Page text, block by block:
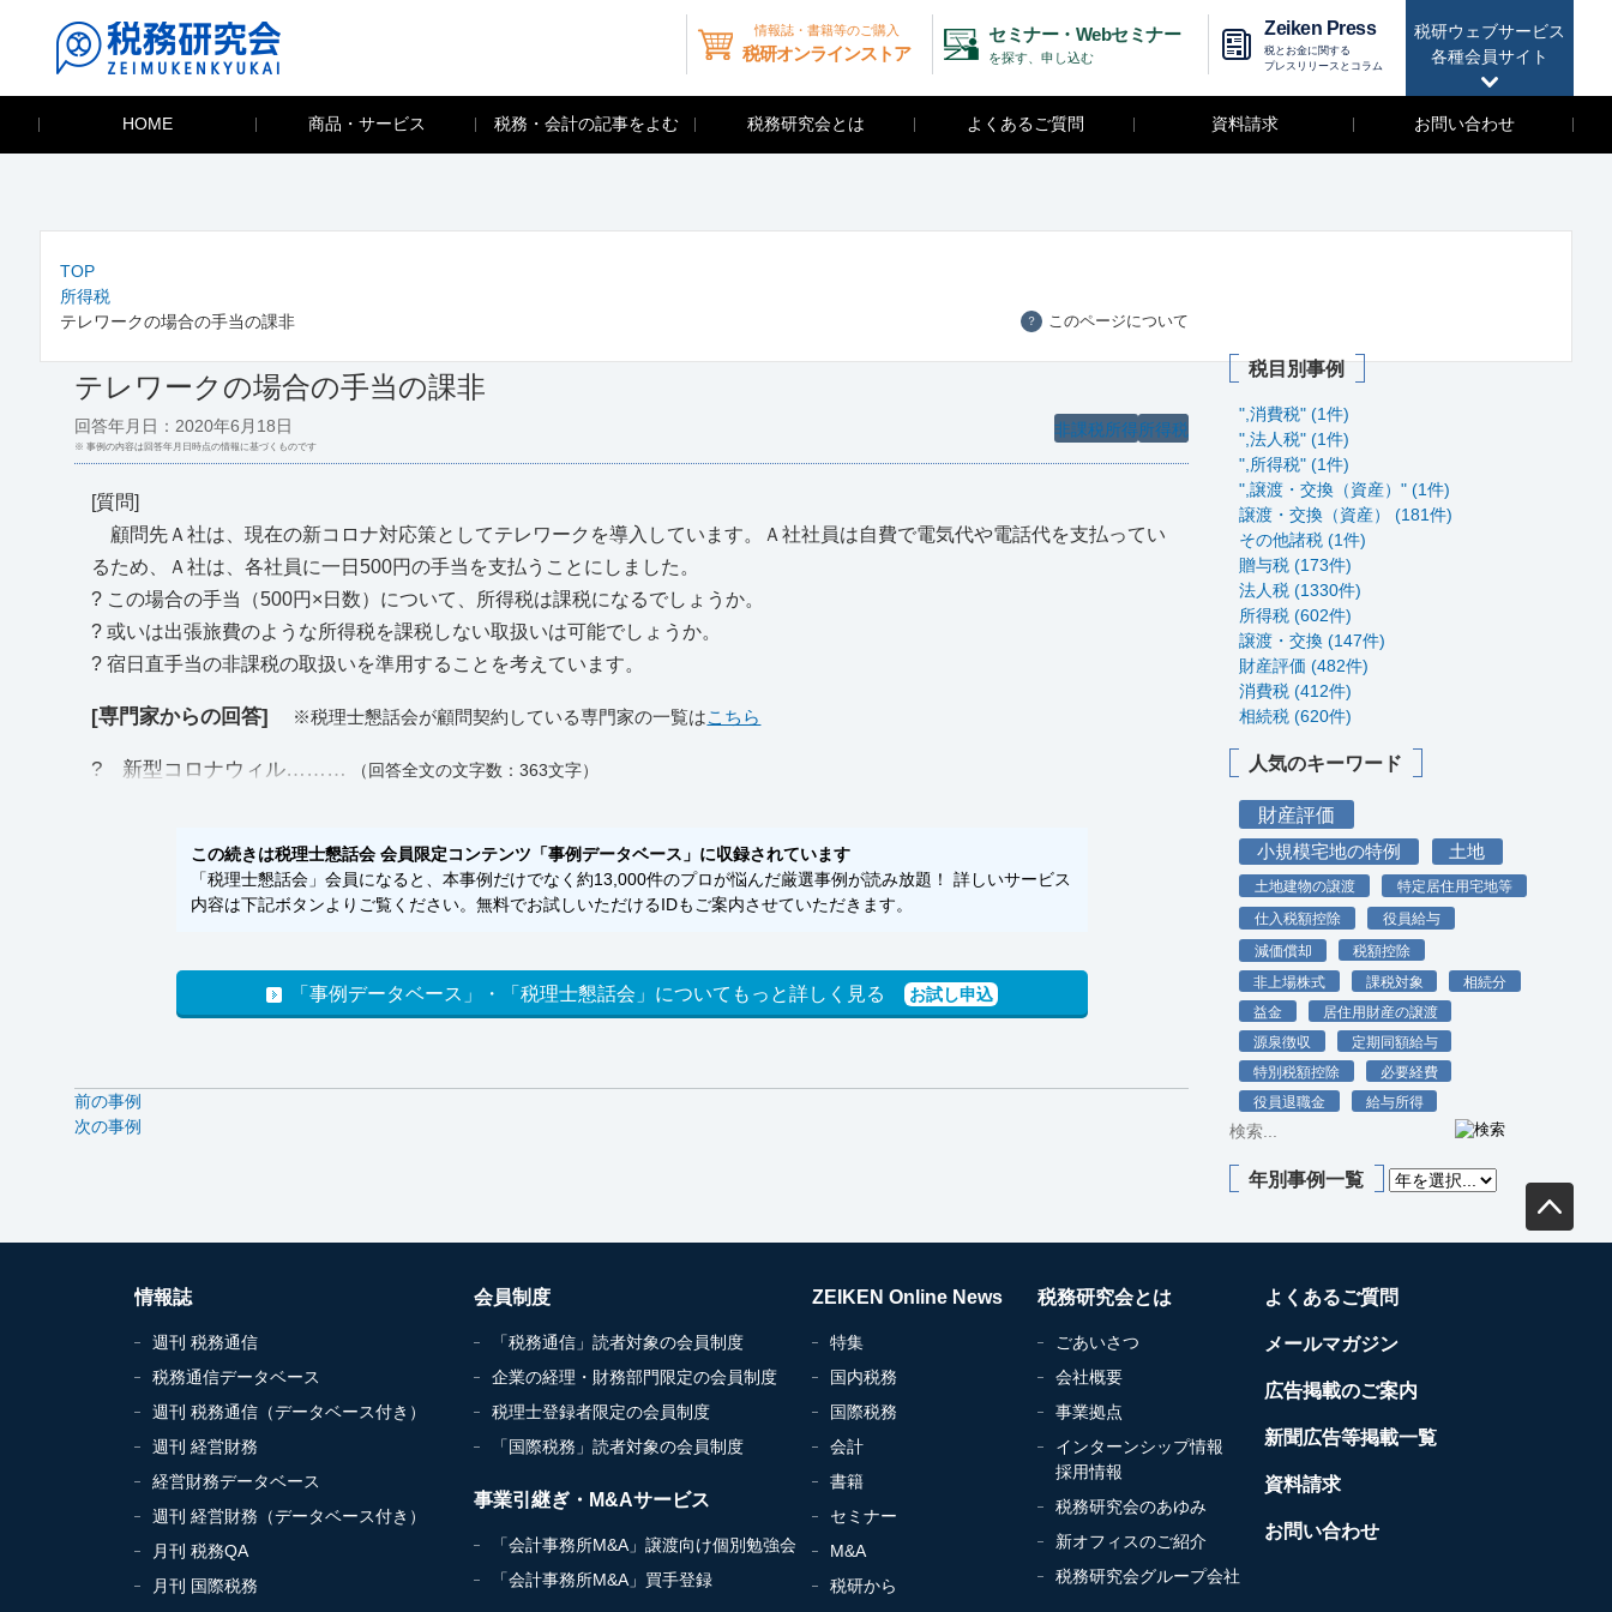
税研ウェブサービス
各種会員サイト
情報誌・書籍等のご購入
税研オンラインストア
セミナー・Webセミナー
を探す、申し込む
Zeiken Press
税とお金に関する
プレスリリースとコラム
HOME 商品・サービス 税務・会計の記事をよむ 税務研究会とは よくあるご質問 資料請求 お問い合わせ
TOP
所得税
テレワークの場合の手当の課非
？ このページについて
テレワークの場合の手当の課非
所得税
非課税所得
回答年月日：2020年6月18日
※ 事例の内容は回答年月日時点の情報に基づくものです
[質問]
顧問先Ａ社は、現在の新コロナ対応策としてテレワークを導入しています。Ａ社社員は自費で電気代や電話代を支払ってい
るため、Ａ社は、各社員に一日500円の手当を支払うことにしました。
? この場合の手当（500円×日数）について、所得税は課税になるでしょうか。
? 或いは出張旅費のような所得税を課税しない取扱いは可能でしょうか。
? 宿日直手当の非課税の取扱いを準用することを考えています。
[専門家からの回答] ※税理士懇話会が顧問契約している専門家の一覧はこちら
? 新型コロナウィル……… （回答全文の文字数：363文字）
この続きは税理士懇話会 会員限定コンテンツ「事例データベース」に収録されています
「税理士懇話会」会員になると、本事例だけでなく約13,000件のプロが悩んだ厳選事例が読み放題！ 詳しいサービス
内容は下記ボタンよりご覧ください。無料でお試しいただけるIDもご案内させていただきます。
「事例データベース」・「税理士懇話会」についてもっと詳しく見る お試し申込
前の事例
次の事例
税目別事例
",消費税" (1件)
",法人税" (1件)
",所得税" (1件)
",譲渡・交換（資産）" (1件)
譲渡・交換（資産） (181件)
その他諸税 (1件)
贈与税 (173件)
法人税 (1330件)
所得税 (602件)
譲渡・交換 (147件)
財産評価 (482件)
消費税 (412件)
相続税 (620件)
人気のキーワード
財産評価
小規模宅地の特例 土地
土地建物の譲渡
特定居住用宅地等
仕入税額控除
役員給与
減価償却
税額控除
非上場株式
課税対象
相続分
益金
居住用財産の譲渡
源泉徴収
定期同額給与
特別税額控除
必要経費
役員退職金
給与所得
年別事例一覧
情報誌
週刊 税務通信
税務通信データベース
週刊 税務通信（データベース付き）
週刊 経営財務
経営財務データベース
週刊 経営財務（データベース付き）
月刊 税務QA
月刊 国際税務
会員制度
「税務通信」読者対象の会員制度
企業の経理・財務部門限定の会員制度
税理士登録者限定の会員制度
「国際税務」読者対象の会員制度
事業引継ぎ・M&Aサービス
「会計事務所M&A」譲渡向け個別勉強会
「会計事務所M&A」買手登録
ZEIKEN Online News
特集
国内税務
国際税務
会計
書籍
セミナー
M&A
税研から
税務研究会とは
ごあいさつ
会社概要
事業拠点
インターンシップ情報
採用情報
税務研究会のあゆみ
新オフィスのご紹介
税務研究会グループ会社
よくあるご質問
メールマガジン
広告掲載のご案内
新聞広告等掲載一覧
資料請求
お問い合わせ